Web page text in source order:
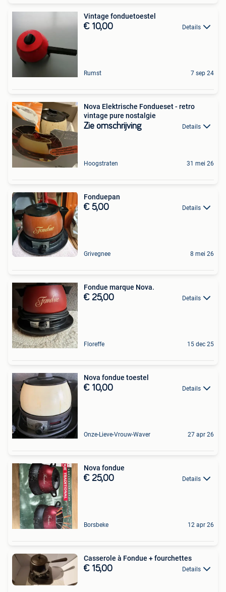
Vintage fonduetoestel
€ 10,00 Details
Rumst 7 sep 24
Nova Elektrische Fondueset - retro
vintage pure nostalgie
Zie omschrijving Details
Hoogstraten 31 mei 26
Fonduepan
€ 5,00 Details
Grivegnee 8 mei 26
Fondue marque Nova.
€ 25,00 Details
Floreffe 15 dec 25
Nova fondue toestel
€ 10,00 Details
Onze-Lieve-Vrouw-Waver 27 apr 26
Nova fondue
€ 25,00 Details
Borsbeke 12 apr 26
Casserole à Fondue + fourchettes
€ 15,00 Details